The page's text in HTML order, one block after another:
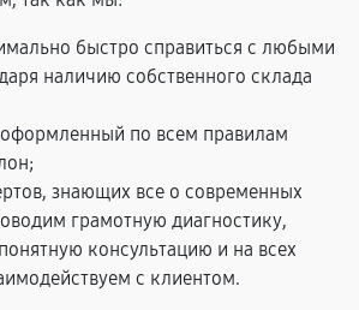
быстро справиться с любыми
наличию собственного склада
по всем правилам
знающих все о современных
грамотную диагностику,
консультацию и на всех
с клиентом.